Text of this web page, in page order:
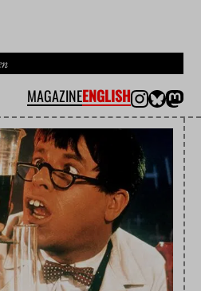
MAGAZINEENGLISH